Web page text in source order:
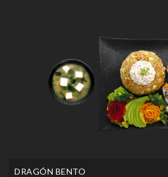
DRAGÓN BENTO